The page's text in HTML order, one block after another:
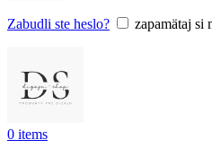
Zabudli ste heslo? zapamätaj si
0 items